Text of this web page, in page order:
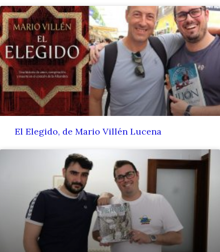
El Elegido, de Mario Villén Lucena